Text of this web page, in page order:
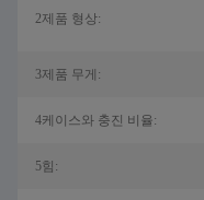
2제품 형상:
3제품 무게:
4케이스와 충진 비율:
5힘: